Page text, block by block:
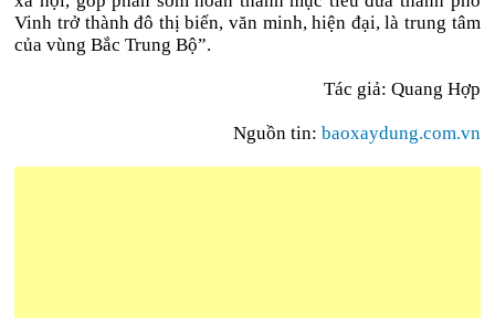
Vinh trở thành đô thị biển, văn minh, hiện đại, là trung tâm
của vùng Bắc Trung Bộ”.
Tác giả: Quang Hợp
Nguồn tin: baoxaydung.com.vn